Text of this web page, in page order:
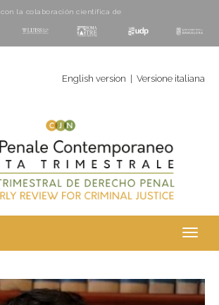
con la colaboración cientí­fica de
English version
Versione italiana